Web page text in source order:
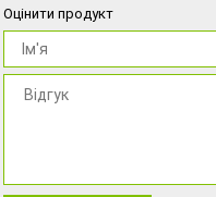
Оцінити продукт